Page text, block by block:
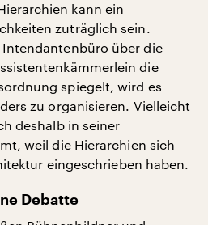
kann ein
zuträglich sein.
über die
die
spiegelt, wird es
zu organisieren. Vielleicht
deshalb in seiner
weil die Hierarchien sich
eingeschrieben haben.
Debatte